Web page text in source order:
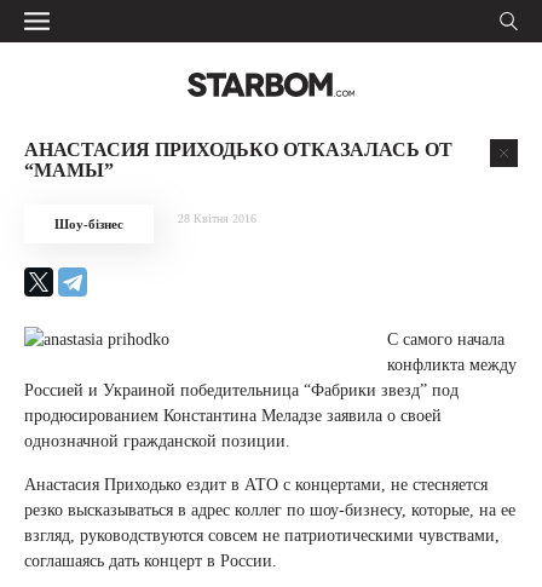
АНАСТАСИЯ ПРИХОДЬКО ОТКАЗАЛАСЬ ОТ
“МАМЫ”
Шоу-бізнес 28 Квітня 2016
С самого начала
конфликта между
Россией и Украиной победительница “Фабрики звезд” под
продюсированием Константина Меладзе заявила о своей
однозначной гражданской позиции.
Анастасия Приходько ездит в АТО с концертами, не стесняется
резко высказываться в адрес коллег по шоу-бизнесу, которые, на ее
взгляд, руководствуются совсем не патриотическими чувствами,
соглашаясь дать концерт в России.